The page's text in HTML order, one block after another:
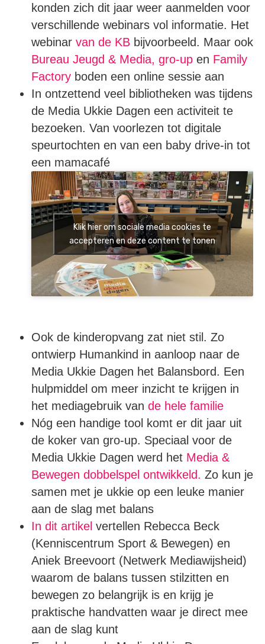
konden zich dit jaar weer aanmelden voor
verschillende webinars vol informatie. Het
webinar van de KBbijvoorbeeld. Maar ook
Bureau Jeugd & Media, gro-upen Family
Factoryboden een online sessie aan
In ontzettend veel bibliotheken was tijdens
de Media Ukkie Dagen een activiteit te
bezoeken. Van voorlezen tot digitale
speurtochten en van een baby drive-in tot
een mamacafé
Klik hier om sociale media cookies te
accepteren en deze content te tonen
Ook de kinderopvang zat niet stil. Zo
ontwierp Humankind in aanloop naar de
Media Ukkie Dagen het Balansbord. Een
hulpmiddel om meer inzicht te krijgen in
het mediagebruik van de hele familie
Nóg een handige tool komt er dit jaar uit
de koker van gro-up. Speciaal voor de
Media Ukkie Dagen werd het Media &
Bewegen dobbelspel ontwikkeld. Zo kun je
samen met je ukkie op een leuke manier
aan de slag met balans
In dit artikel vertellen Rebecca Beck
(Kenniscentrum Sport & Bewegen) en
Aniek Breevoort (Netwerk Mediawijsheid)
waarom de balans tussen stilzitten en
bewegen zo belangrijk is en krijg je
praktische handvatten waar je direct mee
aan de slag kunt